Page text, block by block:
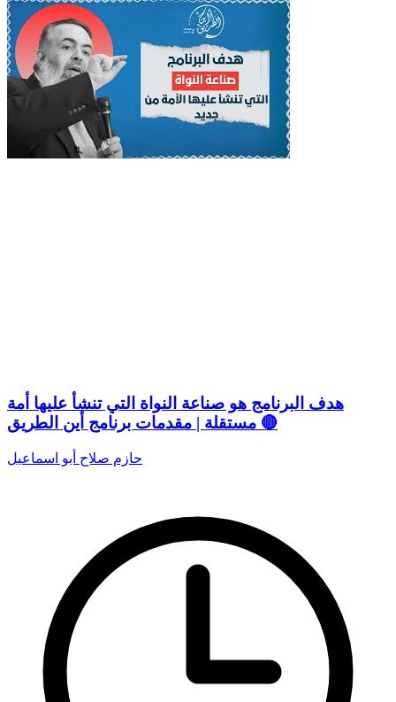
هدف البرنامج هو صناعة النواة التي تنشأ عليها أمة
مستقلة | مقدمات برنامج أين الطريق 🔴
حازم صلاح أبو اسماعيل